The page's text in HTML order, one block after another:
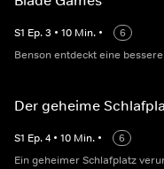
S1 Ep.3 • 10 Min. •
6
Benson entdeckt eine
Der geheime
S1 Ep.4 • 10 Min. •
6
Ein geheimer Schlafplatz